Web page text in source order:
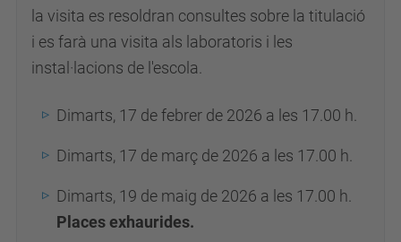
la visita es resoldran consultes sobre la titulació
i es farà una visita als laboratoris i les
instal·lacions de l'escola.
Dimarts, 17 de febrer de 2026 a les 17.00 h.
Dimarts, 17 de març de 2026 a les 17.00 h.
Dimarts, 19 de maig de 2026 a les 17.00 h.
Places exhaurides.